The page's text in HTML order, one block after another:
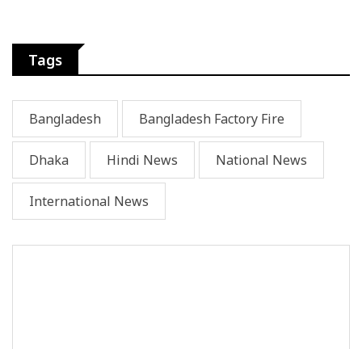
Tags
Bangladesh Bangladesh Factory Fire
Dhaka Hindi News National News
International News